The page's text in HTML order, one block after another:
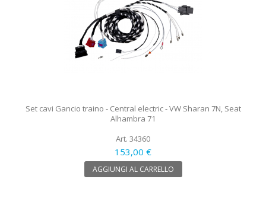
Set cavi Gancio traino - Central electric - VW Sharan 7N, Seat
Alhambra 71
Art. 34360
153,00 €
AGGIUNGI AL CARRELLO